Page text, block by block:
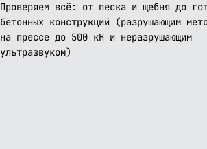
Проверяем всё: от песка и щебня до
бетонных конструкций (разрушающим
на прессе до 500 кН и неразрушающим
ультразвуком)